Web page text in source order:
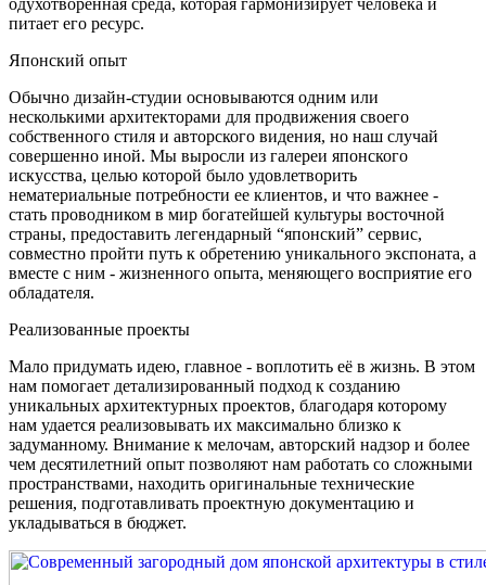
одухотворенная среда, которая гармонизирует человека и
питает его ресурс.
Японский опыт
Обычно дизайн-студии основываются одним или
несколькими архитекторами для продвижения своего
собственного стиля и авторского видения, но наш случай
совершенно иной. Мы выросли из галереи японского
искусства, целью которой было удовлетворить
нематериальные потребности ее клиентов, и что важнее -
стать проводником в мир богатейшей культуры восточной
страны, предоставить легендарный “японский” сервис,
совместно пройти путь к обретению уникального экспоната, а
вместе с ним - жизненного опыта, меняющего восприятие его
обладателя.
Реализованные проекты
Мало придумать идею, главное - воплотить её в жизнь. В этом
нам помогает детализированный подход к созданию
уникальных архитектурных проектов, благодаря которому
нам удается реализовывать их максимально близко к
задуманному. Внимание к мелочам, авторский надзор и более
чем десятилетний опыт позволяют нам работать со сложными
пространствами, находить оригинальные технические
решения, подготавливать проектную документацию и
укладываться в бюджет.